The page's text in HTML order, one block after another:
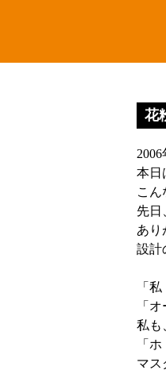
花
2006
本日
こん
先日
あり
設計
「
「
私も
「
マス